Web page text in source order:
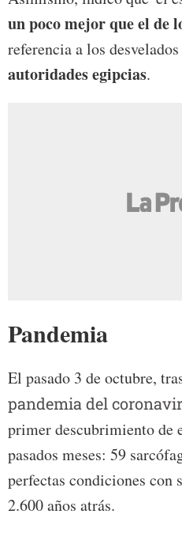
un poco mejor que el de
referencia a los
autoridades egipcias.
Pandemia
El pasado 3 de octubre,
pandemia del
primer descubrimiento de
pasados meses: 59
perfectas condiciones con
2.600 años atrás.